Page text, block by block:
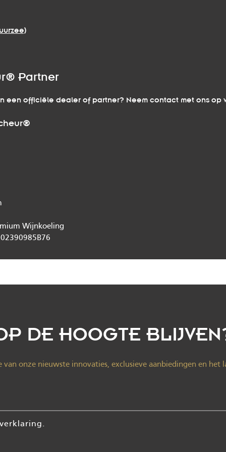
Partner
een officiële dealer of partner? Neem contact met ons op
Wijnkoeling
DE HOOGTE
van onze nieuwste innovaties, exclusieve aanbiedingen en het